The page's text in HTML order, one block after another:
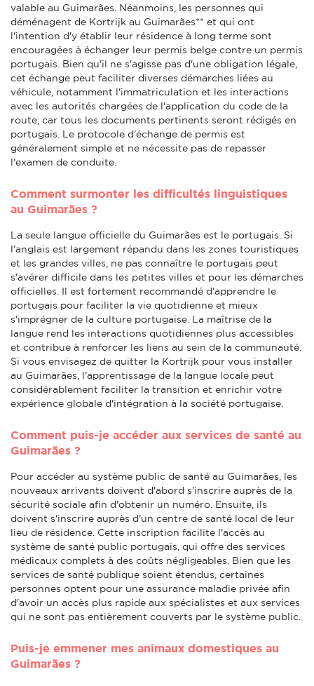
valable au Guimarães. Néanmoins, les personnes qui
déménagent de Kortrijk au Guimarães** et qui ont
l'intention d'y établir leur résidence à long terme sont
encouragées à échanger leur permis belge contre un permis
portugais. Bien qu'il ne s'agisse pas d'une obligation légale,
cet échange peut faciliter diverses démarches liées au
véhicule, notamment l'immatriculation et les interactions
avec les autorités chargées de l'application du code de la
route, car tous les documents pertinents seront rédigés en
portugais. Le protocole d'échange de permis est
généralement simple et ne nécessite pas de repasser
l'examen de conduite.
Comment surmonter les difficultés linguistiques
au Guimarães ?
La seule langue officielle du Guimarães est le portugais. Si
l'anglais est largement répandu dans les zones touristiques
et les grandes villes, ne pas connaître le portugais peut
s'avérer difficile dans les petites villes et pour les démarches
officielles. Il est fortement recommandé d'apprendre le
portugais pour faciliter la vie quotidienne et mieux
s'imprégner de la culture portugaise. La maîtrise de la
langue rend les interactions quotidiennes plus accessibles
et contribue à renforcer les liens au sein de la communauté.
Si vous envisagez de quitter la Kortrijk pour vous installer
au Guimarães, l'apprentissage de la langue locale peut
considérablement faciliter la transition et enrichir votre
expérience globale d'intégration à la société portugaise.
Comment puis-je accéder aux services de santé au
Guimarães ?
Pour accéder au système public de santé au Guimarães, les
nouveaux arrivants doivent d'abord s'inscrire auprès de la
sécurité sociale afin d'obtenir un numéro. Ensuite, ils
doivent s'inscrire auprès d'un centre de santé local de leur
lieu de résidence. Cette inscription facilite l'accès au
système de santé public portugais, qui offre des services
médicaux complets à des coûts négligeables. Bien que les
services de santé publique soient étendus, certaines
personnes optent pour une assurance maladie privée afin
d'avoir un accès plus rapide aux spécialistes et aux services
qui ne sont pas entièrement couverts par le système public.
Puis-je emmener mes animaux domestiques au
Guimarães ?